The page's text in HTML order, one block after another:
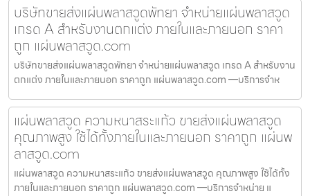
บริษัทขายส่งแผ่นพลาสวูดพัทยา จำหน่ายแผ่นพลาสวูด
เกรด A สำหรับงานตกแต่ง ภายในและภายนอก ราคา
ถูก แผ่นพลาสวูด.com
บริษัทขายส่งแผ่นพลาสวูดพัทยา จำหน่ายแผ่นพลาสวูด เกรด A สำหรับงาน
ตกแต่ง ภายในและภายนอก ราคาถูก แผ่นพลาสวูด.com —บริการจำห
แผ่นพลาสวูด ความหนาสระแก้ว ขายส่งแผ่นพลาสวูด
คุณภาพสูง ใช้ได้ทั้งภายในและภายนอก ราคาถูก แผ่นพ
ลาสวูด.com
แผ่นพลาสวูด ความหนาสระแก้ว ขายส่งแผ่นพลาสวูด คุณภาพสูง ใช้ได้ทั้ง
ภายในและภายนอก ราคาถูก แผ่นพลาสวูด.com —บริการจำหน่าย แ